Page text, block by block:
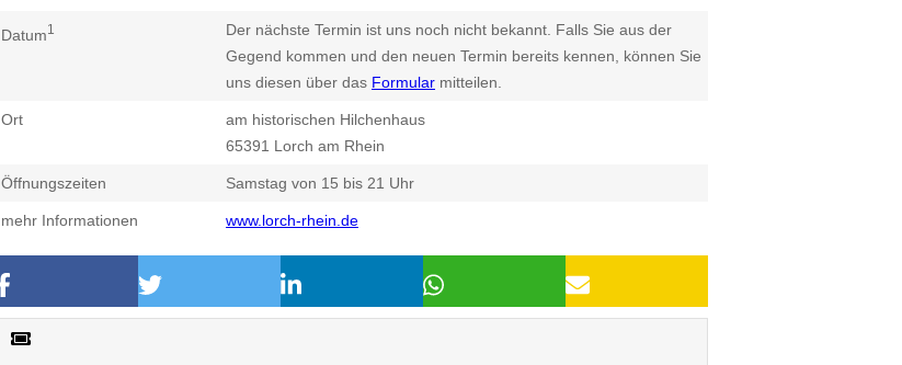
Datum1
Der nächste Termin ist uns noch nicht bekannt. Falls Sie aus der
Gegend kommen und den neuen Termin bereits kennen, können Sie
uns diesen über das Formular mitteilen.
Ort
am historischen Hilchenhaus
65391 Lorch am Rhein
Öffnungszeiten Samstag von 15 bis 21 Uhr
mehr Informationen www.lorch-rhein.de